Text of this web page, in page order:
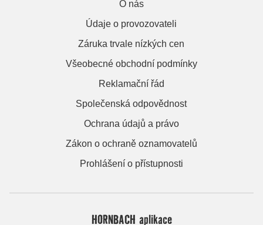
O nás
Údaje o provozovateli
Záruka trvale nízkých cen
Všeobecné obchodní podmínky
Reklamační řád
Společenská odpovědnost
Ochrana údajů a právo
Zákon o ochraně oznamovatelů
Prohlášení o přístupnosti
HORNBACH aplikace